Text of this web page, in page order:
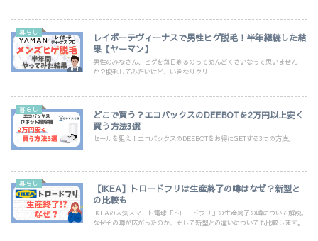
暮らし
レイボーテヴィーナスで男性ヒゲ脱毛！半年継続した結
果【ヤーマン】
男性のみなさん、ヒゲを毎日剃るのってめんどくさいなって思いません
か？脱毛してみたいけど、いきなりクリ...
暮らし
どこで買う？エコバックスのDEEBOTを2万円以上安く
買う方法3選
セールを狙え！エコバックスのDEEBOTをお得にGETする3つの方法。
暮らし
【IKEA】トロードフリは生産終了の噂はなぜ？新型と
の比較も
IKEAの人気スマート電球「トロードフリ」の生産終了の噂について解説。
なぜその噂が広がったのか、そして新型との違いについても比較します。